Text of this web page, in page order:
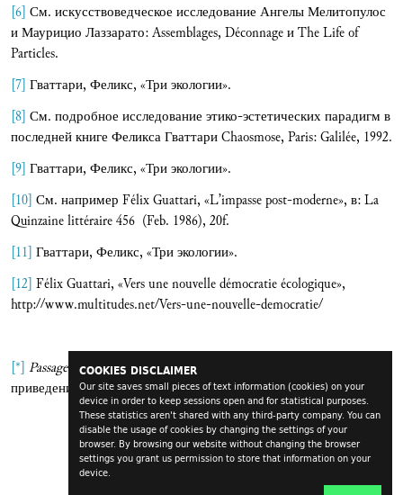
COOKIES DISCLAIMER
Our site saves small pieces of text information (cookies) on your
device in order to keep sessions open and for statistical purposes.
These statistics aren't shared with any third-party company. You can
disable the usage of cookies by changing the settings of your
browser. By browsing our website without changing the browser
settings you grant us permission to store that information on your
device.
[6] См. искусствоведческое исследование Ангелы Мелитопулос
и Маурицио Лаззарато: Assemblages, Déconnage и The Life of
Particles.
[7] Гваттари, Феликс, «Три экологии».
[8] См. подробное исследование этико-эстетических парадигм в
последней книге Феликса Гваттари Chaosmose, Paris: Galilée, 1992.
[9] Гваттари, Феликс, «Три экологии».
[10] См. например Félix Guattari, «L’impasse post-moderne», в: La
Quinzaine littéraire 456 (Feb. 1986), 20f.
[11] Гваттари, Феликс, «Три экологии».
[12] Félix Guattari, «Vers une nouvelle démocratie écologique»,
http://www.multitudes.net/Vers-une-nouvelle-democratie/
[*] Passage à l'acte— в психоанализе: отыгрывание, импульсивное
приведение в действие, воплощение,acting out. (Прим. пер.)